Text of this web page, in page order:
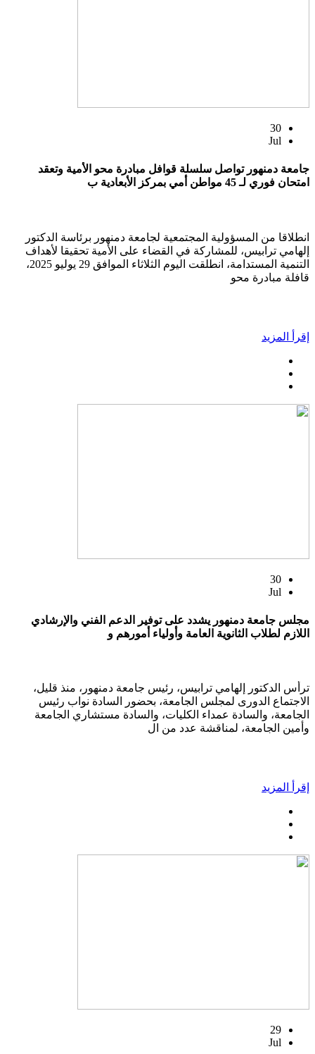
30
Jul
جامعة دمنهور تواصل سلسلة قوافل مبادرة محو الأمية وتعقد
امتحان فوري لـ 45 مواطن أمي بمركز الأبعادية ب
انطلاقا من المسؤولية المجتمعية لجامعة دمنهور برئاسة الدكتور
إلهامي ترابيس، للمشاركة في القضاء على الأمية تحقيقا لأهداف
التنمية المستدامة، انطلقت اليوم الثلاثاء الموافق 29 يوليو 2025،
قافلة مبادرة محو
إقرأ المزيد
30
Jul
مجلس جامعة دمنهور يشدد على توفير الدعم الفني والإرشادي
اللازم لطلاب الثانوية العامة وأولياء أمورهم و
ترأس الدكتور إلهامي ترابيس، رئيس جامعة دمنهور، منذ قليل،
الاجتماع الدورى لمجلس الجامعة، بحضور السادة نواب رئيس
الجامعة، والسادة عمداء الكليات، والسادة مستشاري الجامعة
وأمين الجامعة، لمناقشة عدد من ال
إقرأ المزيد
29
Jul